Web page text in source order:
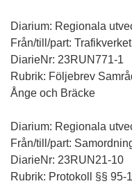
Diarium: Regionala
Från/till/part: Trafikverket
DiarieNr: 23RUN771-1
Rubrik: Följebrev
Ånge och Bräcke
Diarium: Regionala
Från/till/part:
DiarieNr: 23RUN21-10
Rubrik: Protokoll §§ 95-